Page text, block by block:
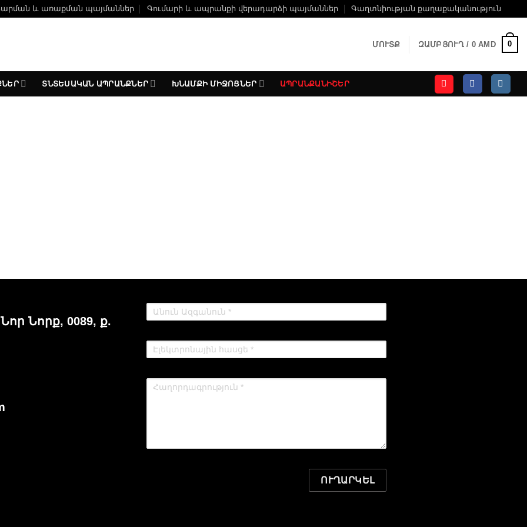
և առաքման պայմաններ Գումարի և ապրանքի վերադարձի պայմաններ Գաղտնիության քաղաքականություն
ՄՈՒՏՔ ԶԱՄԲՅՈՒՂ / 0AMD 0
ՏՆՏԵՍԱԿԱՆ ԱՊՐԱՆՔՆԵՐ ԽՆԱՄՔԻ ՄԻՋՈՑՆԵՐ ԱՊՐԱՆՔԱՆԻՇԵՐ
Նորք, 0089, ք.
ՈՒՂԱՐԿԵԼ